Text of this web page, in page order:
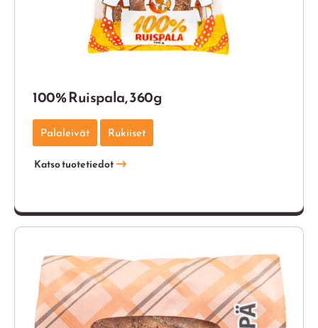
100% Ruispala, 360g
Palaleivät Rukiiset
Katso tuotetiedot